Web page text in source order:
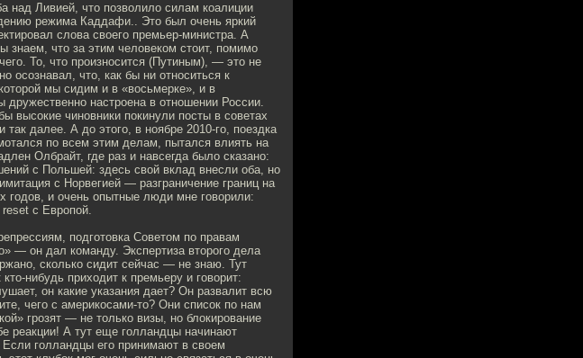
над Ливией, что позволило силам коалиции
режима Каддафи.. Это был очень яркий
слова своего премьер-министра. А
знаем, что за этим человеком стоит, помимо
То, что произносится (Путиным), — это не
осознавал, что, как бы ни относиться к
мы сидим и в «восьмерке», и в
дружественно настроена в отношении России.
высокие чиновники покинули посты в советах
так далее. А до этого, в ноябре 2010-го, поездка
по всем этим делам, пытался влиять на
Олбрайт, где раз и навсегда было сказано:
с Польшей: здесь свой вклад внесли оба, но
с Норвегией — разграничение границ на
годов, и очень опытные люди мне говорили:
reset с Европой.
подготовка Советом по правам
— он дал команду. Экспертиза второго дела
сколько сидит сейчас — не знаю. Тут
нибудь приходит к премьеру и говорит:
он какие указания дает? Он развалит всю
чего с америкосами-то? Они список по нам
грозят — не только визы, но блокирование
реакции! А тут еще голландцы начинают
Если голландцы его принимают в своем